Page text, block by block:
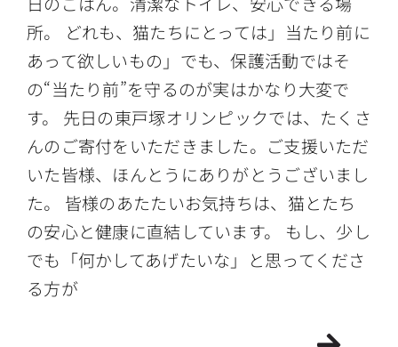
所。 どれも、猫たちにとっては」当たり前に
あって欲しいもの」でも、保護活動ではそ
の“当たり前”を守るのが実はかなり大変で
す。 先日の東戸塚オリンピックでは、たくさ
んのご寄付をいただきました。ご支援いただ
いた皆様、ほんとうにありがとうございまし
た。 皆様のあたたいお気持ちは、猫とたち
の安心と健康に直結しています。 もし、少し
でも「何かしてあげたいな」と思ってくださ
る方が